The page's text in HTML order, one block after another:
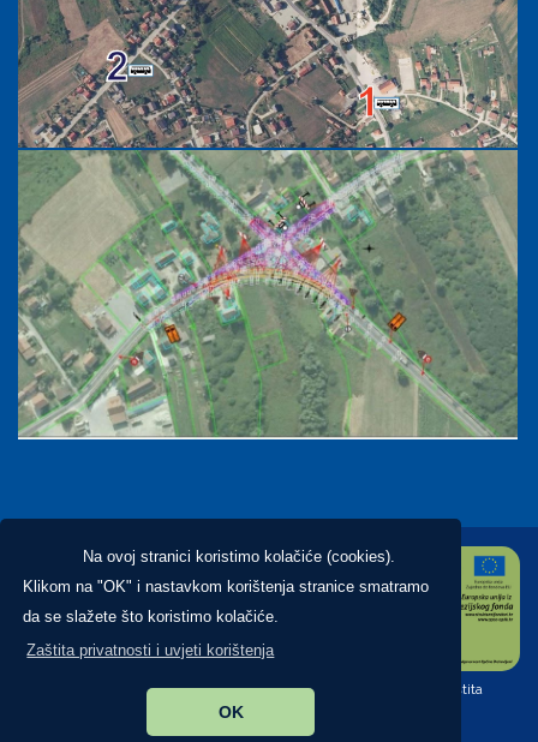
Na ovoj stranici koristimo kolačiće (cookies).
Klikom na "OK" i nastavkom korištenja stranice smatramo
da se slažete što koristimo kolačiće.
Zaštita privatnosti i uvjeti korištenja
OK
Copyright ©2026. Općina Brckovljani, All Rights Reserved |
Zaštita
privatnosti|Digitalna pristupačnost